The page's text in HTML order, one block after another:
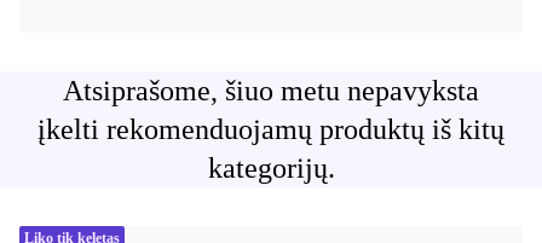
Atsiprašome, šiuo metu nepavyksta
įkelti rekomenduojamų produktų iš kitų
kategorijų.
Liko tik keletas